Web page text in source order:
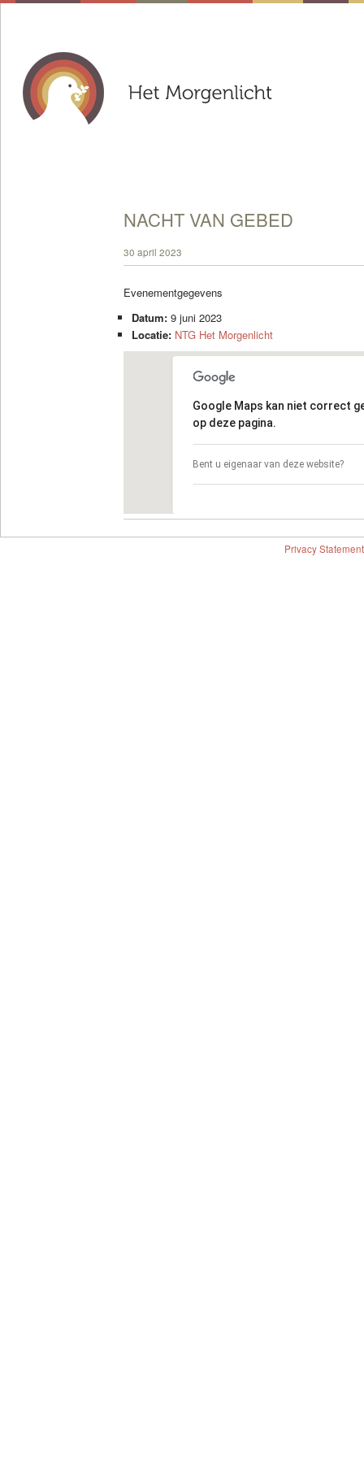
NACHT VAN GEBED
30 april 2023
Evenementgegevens
Datum: 9 juni 2023
Locatie: NTG Het Morgenlicht
Google Maps kan niet correct
op deze pagina.
Bent u eigenaar van deze website?
Privacy Statement